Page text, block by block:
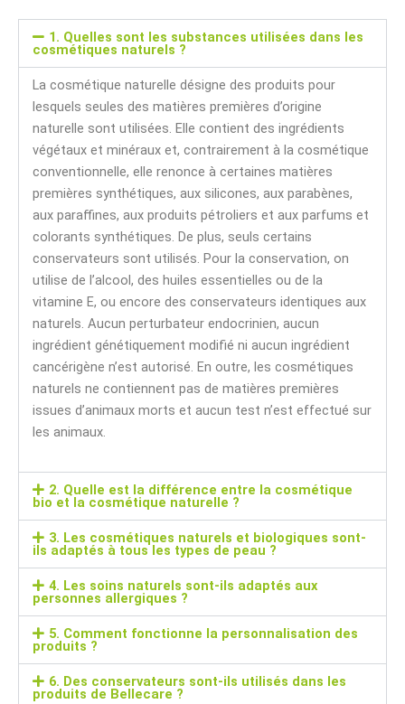
1. Quelles sont les substances utilisées dans les
cosmétiques naturels ?
La cosmétique naturelle désigne des produits pour
lesquels seules des matières premières d’origine
naturelle sont utilisées. Elle contient des ingrédients
végétaux et minéraux et, contrairement à la cosmétique
conventionnelle, elle renonce à certaines matières
premières synthétiques, aux silicones, aux parabènes,
aux paraffines, aux produits pétroliers et aux parfums et
colorants synthétiques. De plus, seuls certains
conservateurs sont utilisés. Pour la conservation, on
utilise de l’alcool, des huiles essentielles ou de la
vitamine E, ou encore des conservateurs identiques aux
naturels. Aucun perturbateur endocrinien, aucun
ingrédient génétiquement modifié ni aucun ingrédient
cancérigène n’est autorisé. En outre, les cosmétiques
naturels ne contiennent pas de matières premières
issues d’animaux morts et aucun test n’est effectué sur
les animaux.
2. Quelle est la différence entre la cosmétique
bio et la cosmétique naturelle ?
3. Les cosmétiques naturels et biologiques sont-
ils adaptés à tous les types de peau ?
4. Les soins naturels sont-ils adaptés aux
personnes allergiques ?
5. Comment fonctionne la personnalisation des
produits ?
6. Des conservateurs sont-ils utilisés dans les
produits de Bellecare ?